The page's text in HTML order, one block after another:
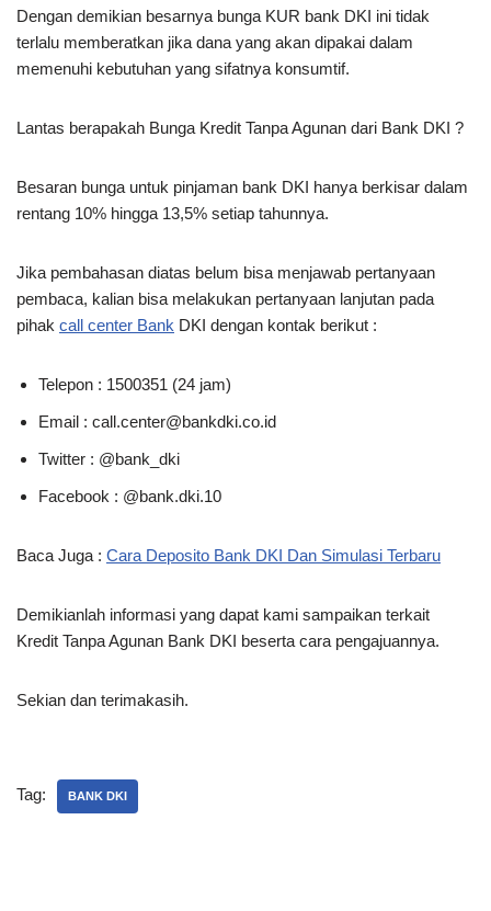
Dengan demikian besarnya bunga KUR bank DKI ini tidak
terlalu memberatkan jika dana yang akan dipakai dalam
memenuhi kebutuhan yang sifatnya konsumtif.
Lantas berapakah Bunga Kredit Tanpa Agunan dari Bank DKI ?
Besaran bunga untuk pinjaman bank DKI hanya berkisar dalam
rentang 10% hingga 13,5% setiap tahunnya.
Jika pembahasan diatas belum bisa menjawab pertanyaan
pembaca, kalian bisa melakukan pertanyaan lanjutan pada
pihak call center Bank DKI dengan kontak berikut :
Telepon : 1500351 (24 jam)
Email : call.center@bankdki.co.id
Twitter : @bank_dki
Facebook : @bank.dki.10
Baca Juga : Cara Deposito Bank DKI Dan Simulasi Terbaru
Demikianlah informasi yang dapat kami sampaikan terkait
Kredit Tanpa Agunan Bank DKI beserta cara pengajuannya.
Sekian dan terimakasih.
Tag: BANK DKI